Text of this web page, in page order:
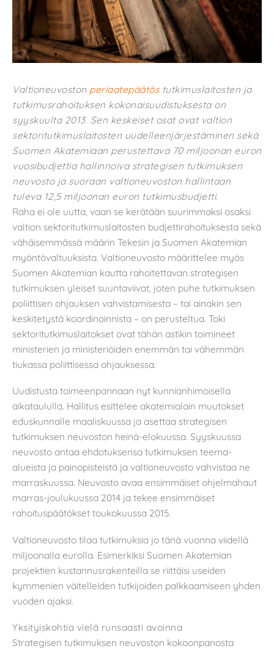
Valtioneuvoston periaatepäätöstutkimuslaitosten ja
tutkimusrahoituksen kokonaisuudistuksesta on
syyskuulta 2013. Sen keskeiset osat ovat valtion
sektoritutkimuslaitosten uudelleenjärjestäminen sekä
Suomen Akatemiaan perustettava 70 miljoonan euron
vuosibudjettia hallinnoiva strategisen tutkimuksen
neuvosto ja suoraan valtioneuvoston hallintaan
tuleva 12,5 miljoonan euron tutkimusbudjetti.
Raha ei ole uutta, vaan se kerätään suurimmaksi osaksi
valtion sektoritutkimuslaitosten budjettirahoituksesta sekä
vähäisemmässä määrin Tekesin ja Suomen Akatemian
myöntövaltuuksista. Valtioneuvosto määrittelee myös
Suomen Akatemian kautta rahoitettavan strategisen
tutkimuksen yleiset suuntaviivat, joten puhe tutkimuksen
poliittisen ohjauksen vahvistamisesta – tai ainakin sen
keskitetystä koordinoinnista – on perusteltua. Toki
sektoritutkimuslaitokset ovat tähän astikin toimineet
ministerien ja ministeriöiden enemmän tai vähemmän
tiukassa poliittisessa ohjauksessa.
Uudistusta toimeenpannaan nyt kunnianhimoisella
aikataululla. Hallitus esittelee akatemialain muutokset
eduskunnalle maaliskuussa ja asettaa strategisen
tutkimuksen neuvoston heinä-elokuussa. Syyskuussa
neuvosto antaa ehdotuksensa tutkimuksen teema-
alueista ja painopisteistä ja valtioneuvosto vahvistaa ne
marraskuussa. Neuvosto avaa ensimmäiset ohjelmahaut
marras-joulukuussa 2014 ja tekee ensimmäiset
rahoituspäätökset toukokuussa 2015.
Valtioneuvosto tilaa tutkimuksia jo tänä vuonna viidellä
miljoonalla eurolla. Esimerkiksi Suomen Akatemian
projektien kustannusrakenteilla se riittäisi useiden
kymmenien väitelleiden tutkijoiden palkkaamiseen yhden
vuoden ajaksi.
Yksityiskohtia vielä runsaasti avoinna
Strategisen tutkimuksen neuvoston kokoonpanosta